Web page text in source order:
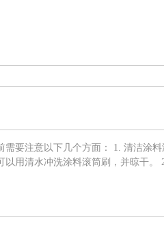
在开始施工前，需要确保涂料滚筒刷是干净的，
。 2. 涂料选择：根据施工需求选择适合的涂料，不同类型的